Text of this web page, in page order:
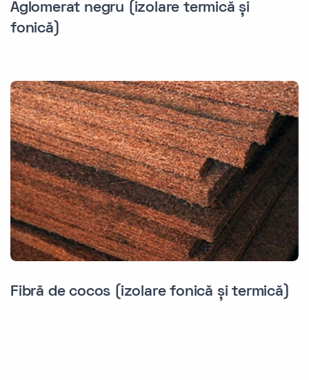
Aglomerat negru (izolare termică și
fonică)
Fibră de cocos (izolare fonică și termică)